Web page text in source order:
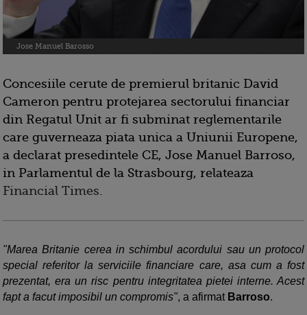
Jose Manuel Barosso
Concesiile cerute de premierul britanic David
Cameron pentru protejarea sectorului financiar
din Regatul Unit ar fi subminat reglementarile
care guverneaza piata unica a Uniunii Europene,
a declarat presedintele CE, Jose Manuel Barroso,
in Parlamentul de la Strasbourg, relateaza
Financial Times.
"Marea Britanie cerea in schimbul acordului sau un protocol
special referitor la serviciile financiare care, asa cum a fost
prezentat, era un risc pentru integritatea pietei interne. Acest
fapt a facut imposibil un compromis", a afirmat Barroso.